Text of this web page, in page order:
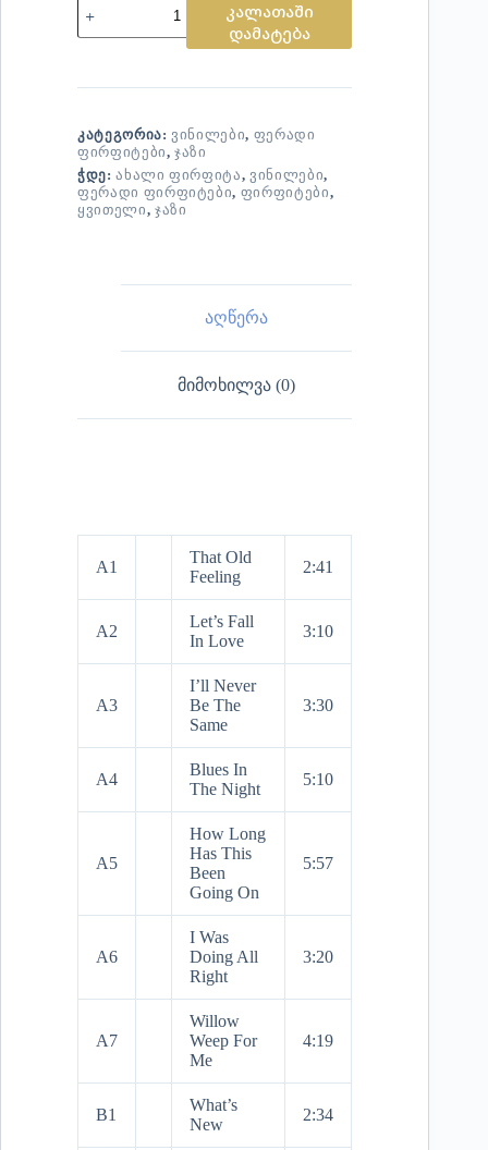
კალათაში
დამატება
ᲙᲐᲢᲔᲒᲝᲠᲘᲐ: ᲕᲘᲜᲘᲚᲔᲑᲘ, ᲤᲔᲠᲐᲓᲘ
ᲤᲘᲠᲤᲘᲢᲔᲑᲘ,ᲯᲐᲖᲘ
ᲭᲓᲔ:ᲐᲮᲐᲚᲘ ᲤᲘᲠᲤᲘᲢᲐ, ᲕᲘᲜᲘᲚᲔᲑᲘ,
ᲤᲔᲠᲐᲓᲘ ᲤᲘᲠᲤᲘᲢᲔᲑᲘ, ᲤᲘᲠᲤᲘᲢᲔᲑᲘ,
ᲧᲕᲘᲗᲔᲚᲘ, ᲯᲐᲖᲘ
აღწერა
მიმოხილვა (0)
A1
That Old
Feeling
2:41
A2
Let’s Fall
In Love
3:10
A3
I’ll Never
Be The
Same
3:30
A4
Blues In
The Night
5:10
A5
How Long
Has This
Been
Going On
5:57
A6
I Was
Doing All
Right
3:20
A7
Willow
Weep For
Me
4:19
B1
What’s
New
2:34